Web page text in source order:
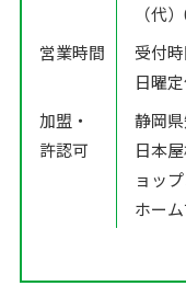
（代
営業時間
受付
日曜
加盟・
許認可
静岡
日本
ョッ
ホー